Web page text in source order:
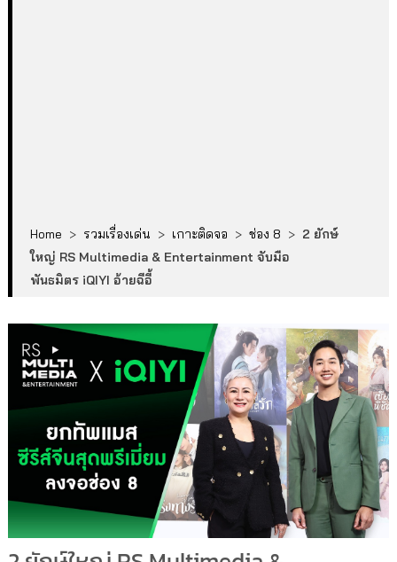
Home > รวมเรื่องเด่น > เกาะติดจอ > ช่อง 8 > 2 ยักษ์
ใหญ่ RS Multimedia & Entertainment จับมือ
พันธมิตร iQIYI อ้ายฉีอี้